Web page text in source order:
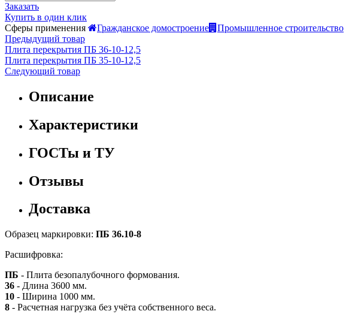
Заказать
Купить в один клик
Сферы применения
Гражданское домостроение
Промышленное строительство
Предыдущий товар
Плита перекрытия ПБ 36-10-12,5
Плита перекрытия ПБ 35-10-12,5
Следующий товар
Описание
Характеристики
ГОСТы и ТУ
Отзывы
Доставка
Образец маркировки: ПБ 36.10-8
Расшифровка:
ПБ - Плита безопалубочного формования.
36 - Длина 3600 мм.
10 - Ширина 1000 мм.
8 - Расчетная нагрузка без учёта собственного веса.